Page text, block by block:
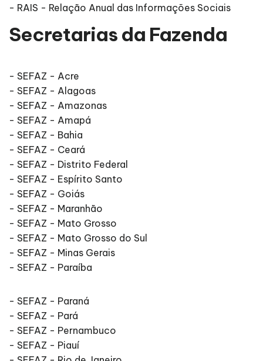
- RAIS - Relação Anual das Informações Sociais
Secretarias da Fazenda
- SEFAZ - Acre
- SEFAZ - Alagoas
- SEFAZ - Amazonas
- SEFAZ - Amapá
- SEFAZ - Bahia
- SEFAZ - Ceará
- SEFAZ - Distrito Federal
- SEFAZ - Espírito Santo
- SEFAZ - Goiás
- SEFAZ - Maranhão
- SEFAZ - Mato Grosso
- SEFAZ - Mato Grosso do Sul
- SEFAZ - Minas Gerais
- SEFAZ - Paraíba
- SEFAZ - Paraná
- SEFAZ - Pará
- SEFAZ - Pernambuco
- SEFAZ - Piauí